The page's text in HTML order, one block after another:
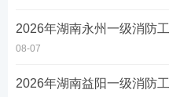
2026年湖南永州一级消防
08-07
2026年湖南益阳一级消防